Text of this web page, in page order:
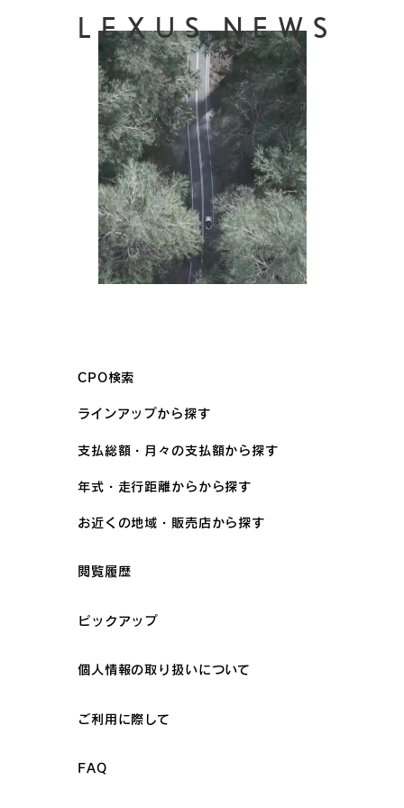
LEXUS NEWS
CPO検索
ラインアップから探す
支払総額・月々の支払額から探す
年式・走行距離からから探す
お近くの地域・販売店から探す
閲覧履歴
ピックアップ
個人情報の取り扱いについて
ご利用に際して
FAQ